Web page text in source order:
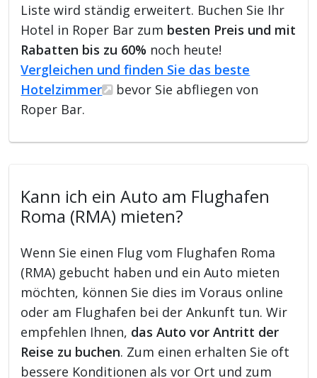
Liste wird ständig erweitert. Buchen Sie Ihr
Hotel in Roper Bar zum besten Preis und mit
Rabatten bis zu 60% noch heute!
Vergleichen und finden Sie das beste
Hotelzimmer
bevor Sie abfliegen von
Roper Bar.
Kann ich ein Auto am Flughafen
Roma (RMA) mieten?
Wenn Sie einen Flug vom Flughafen Roma
(RMA) gebucht haben und ein Auto mieten
möchten, können Sie dies im Voraus online
oder am Flughafen bei der Ankunft tun. Wir
empfehlen Ihnen, das Auto vor Antritt der
Reise zu buchen. Zum einen erhalten Sie oft
bessere Konditionen als vor Ort und zum